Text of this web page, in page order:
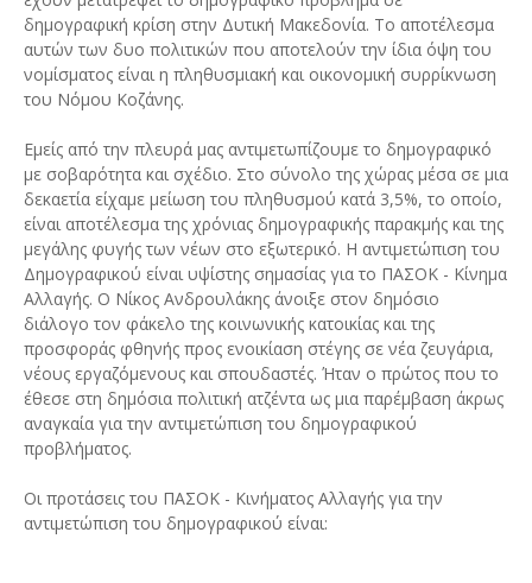
δημογραφική κρίση στην Δυτική Μακεδονία. Το αποτέλεσμα
αυτών των δυο πολιτικών που αποτελούν την ίδια όψη του
νομίσματος είναι η πληθυσμιακή και οικονομική συρρίκνωση
του Νόμου Κοζάνης.
Εμείς από την πλευρά μας αντιμετωπίζουμε το δημογραφικό
με σοβαρότητα και σχέδιο. Στο σύνολο της χώρας μέσα σε μια
δεκαετία είχαμε μείωση του πληθυσμού κατά 3,5%, το οποίο,
είναι αποτέλεσμα της χρόνιας δημογραφικής παρακμής και της
μεγάλης φυγής των νέων στο εξωτερικό. Η αντιμετώπιση του
Δημογραφικού είναι υψίστης σημασίας για το ΠΑΣΟΚ - Κίνημα
Αλλαγής. Ο Νίκος Ανδρουλάκης άνοιξε στον δημόσιο
διάλογο τον φάκελο της κοινωνικής κατοικίας και της
προσφοράς φθηνής προς ενοικίαση στέγης σε νέα ζευγάρια,
νέους εργαζόμενους και σπουδαστές. Ήταν ο πρώτος που το
έθεσε στη δημόσια πολιτική ατζέντα ως μια παρέμβαση άκρως
αναγκαία για την αντιμετώπιση του δημογραφικού
προβλήματος.
Οι προτάσεις του ΠΑΣΟΚ - Κινήματος Αλλαγής για την
αντιμετώπιση του δημογραφικού είναι: